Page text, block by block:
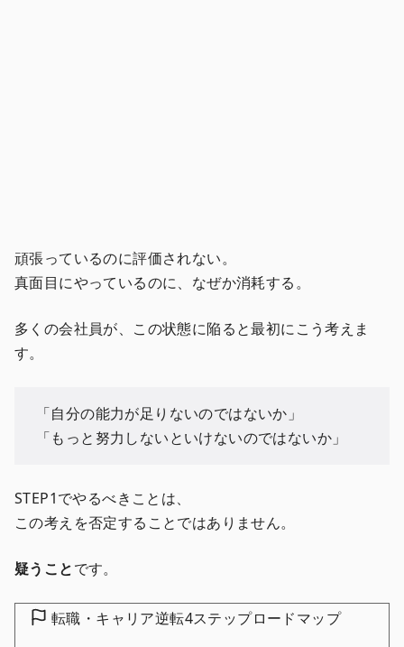
頑張っているのに評価されない。
真面目にやっているのに、なぜか消耗する。
多くの会社員が、この状態に陥ると最初にこう考えま
す。
「自分の能力が足りないのではないか」
「もっと努力しないといけないのではないか」
STEP1でやるべきことは、
この考えを否定することではありません。
疑うことです。
転職・キャリア逆転4ステップロードマップ